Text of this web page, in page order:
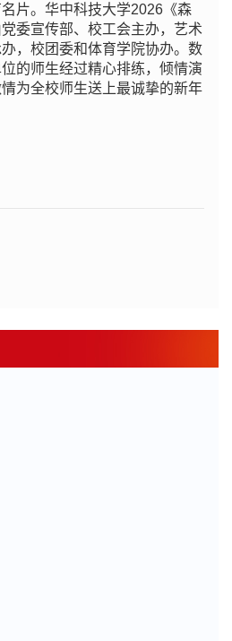
片。华中科技大学2026《森
委宣传部、校工会主办，艺术
，校团委和体育学院协办。数
的师生经过精心排练，倾情演
为全校师生送上最诚挚的新年